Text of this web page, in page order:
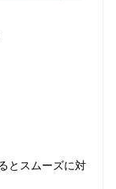
とスムーズに対